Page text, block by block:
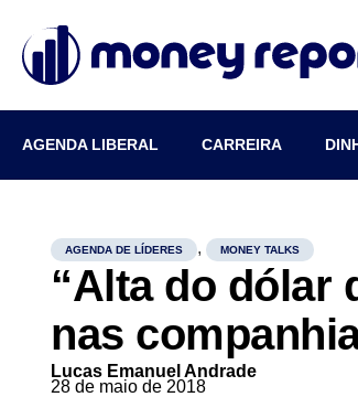
AGENDA LIBERAL CARREIRA
AGENDA DE LÍDERES , MONEY TALKS
“Alta do dólar
nas
Lucas Emanuel Andrade
28 de maio de 2018